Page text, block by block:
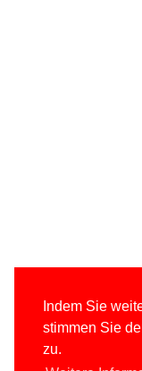
Indem Sie
stimmen Sie
zu.